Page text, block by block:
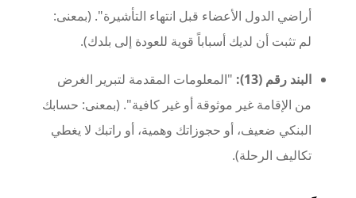
أراضي الدول الأعضاء قبل انتهاء التأشيرة". (بمعنى:
لم تثبت أن لديك أسباباً قوية للعودة إلى بلدك).
البند رقم (13):
"المعلومات المقدمة لتبرير الغرض
من الإقامة غير موثوقة أو غير كافية". (بمعنى: حسابك
البنكي ضعيف، أو حجوزاتك وهمية، أو راتبك لا يغطي
تكاليف الرحلة).